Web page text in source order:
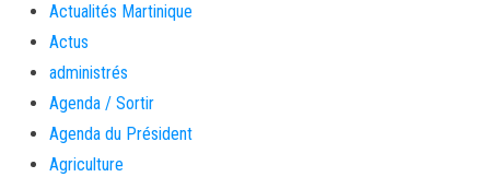
Actualités Martinique
Actus
administrés
Agenda / Sortir
Agenda du Président
Agriculture